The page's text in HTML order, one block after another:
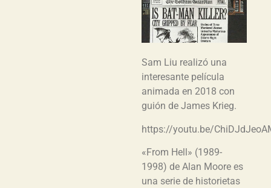
Sam Liu realizó una
interesante película
animada en 2018 con
guión de James Krieg.
https://youtu.be/
«From Hell» (1989-
1998) de Alan Moore es
una serie de historietas